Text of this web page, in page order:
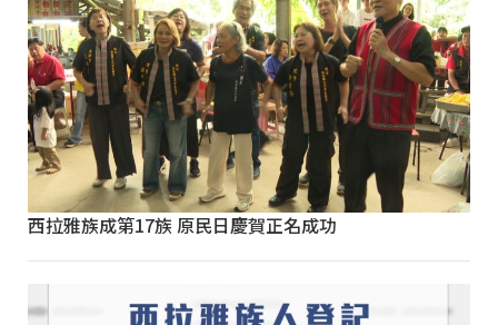
西拉雅族成第17族 原民日慶賀正名成功